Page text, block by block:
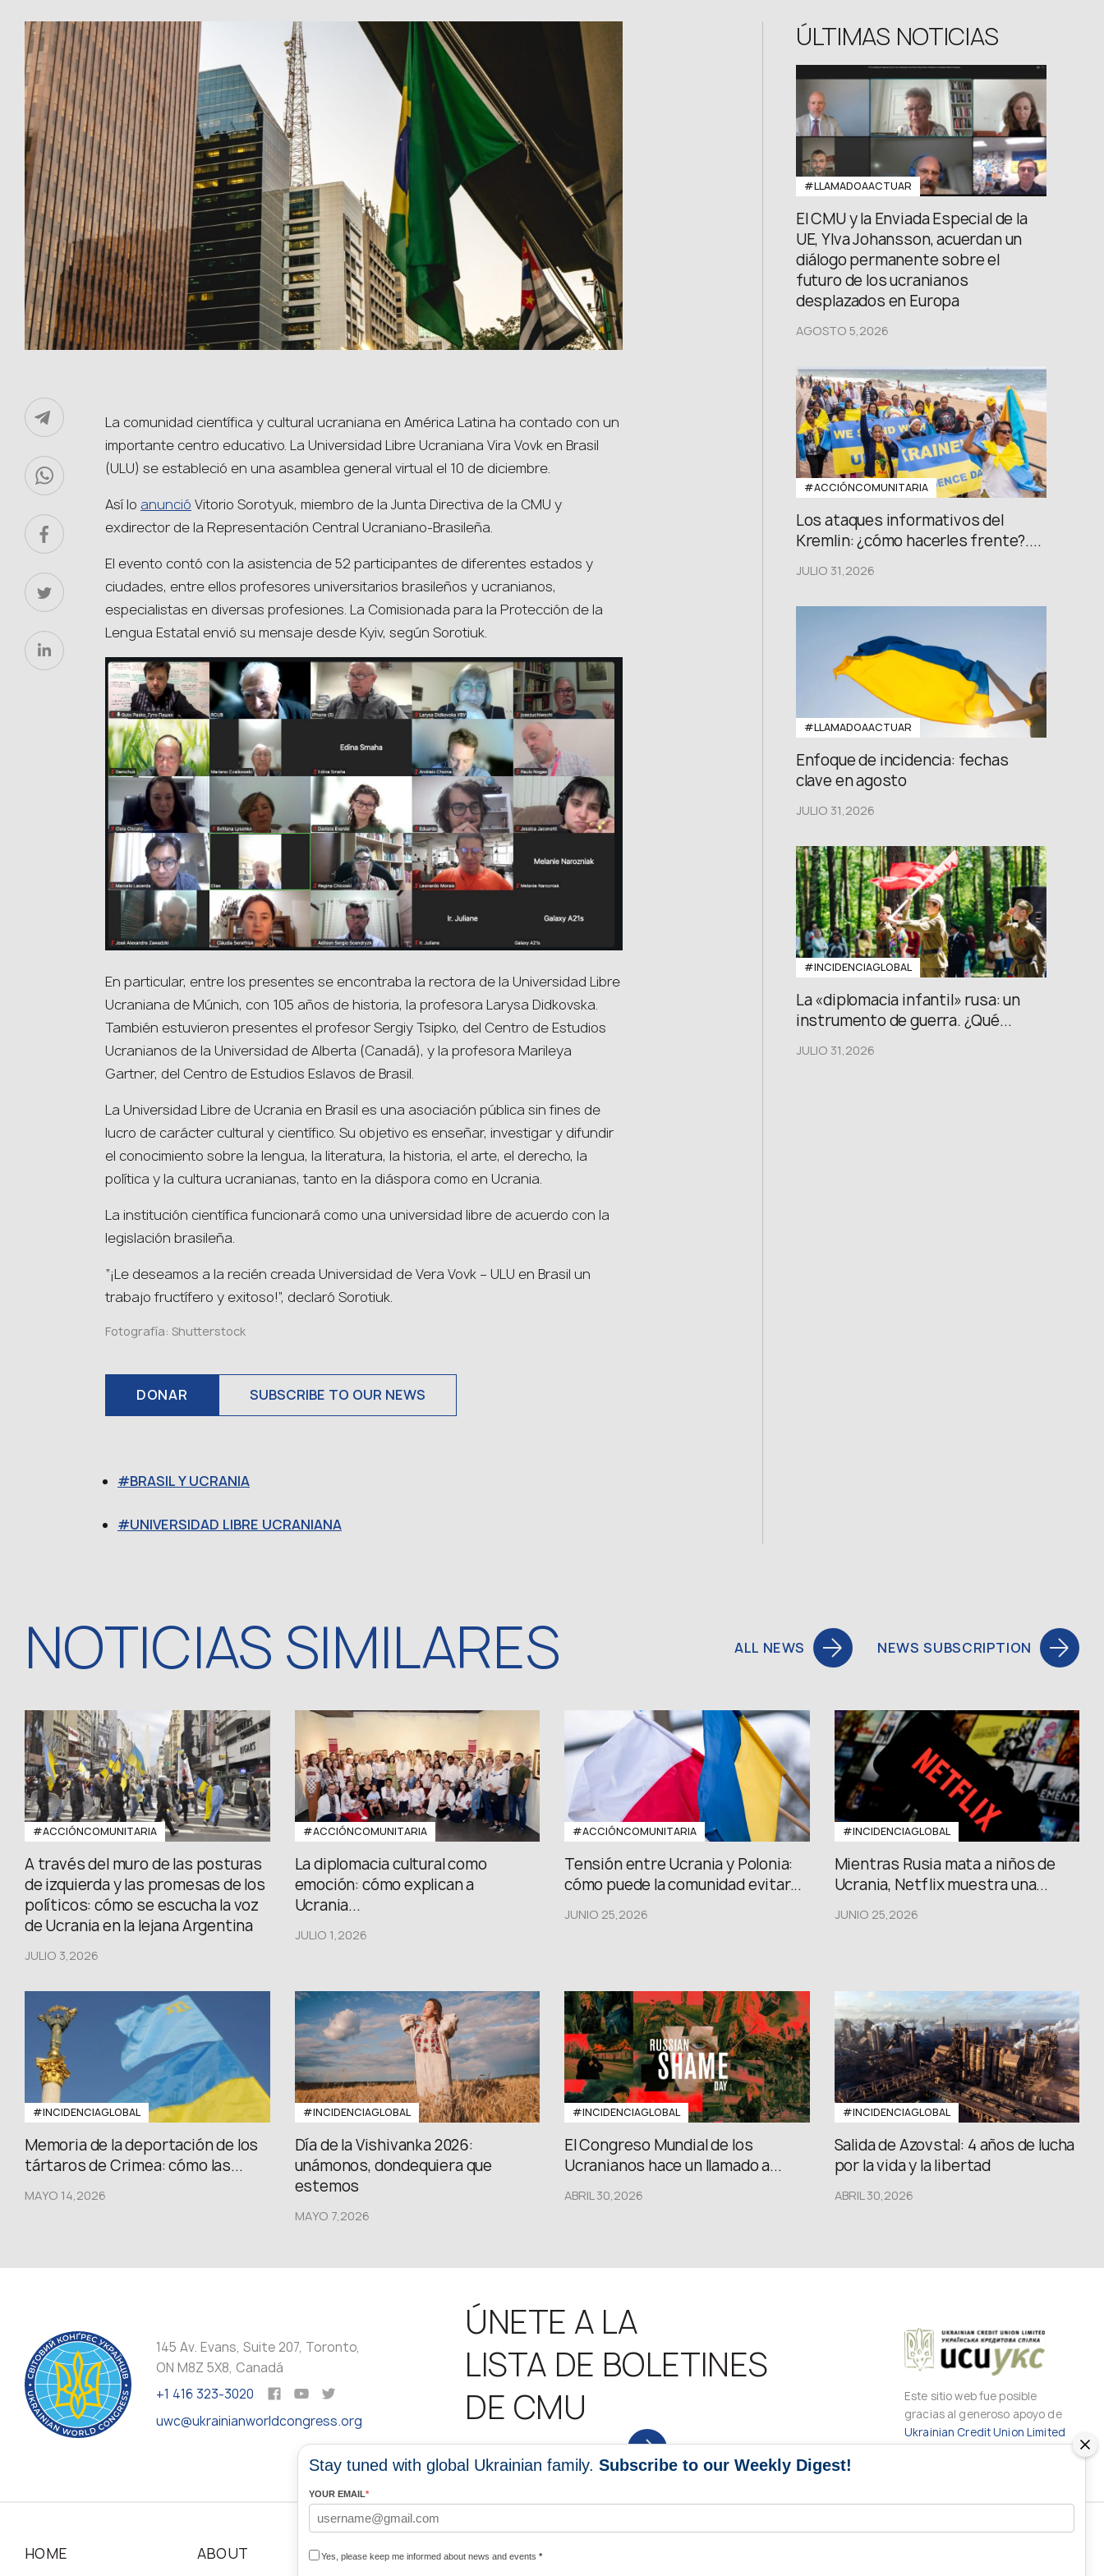
La comunidad científica y cultural ucraniana en América Latina ha contado con un
importante centro educativo. La Universidad Libre Ucraniana Vira Vovk en Brasil
(ULU) se estableció en una asamblea general virtual el 10 de diciembre.
Así lo anunció Vitorio Sorotyuk, miembro de la Junta Directiva de la CMU y
exdirector de la Representación Central Ucraniano-Brasileña.
El evento contó con la asistencia de 52 participantes de diferentes estados y
ciudades, entre ellos profesores universitarios brasileños y ucranianos,
especialistas en diversas profesiones. La Comisionada para la Protección de la
Lengua Estatal envió su mensaje desde Kyiv, según Sorotiuk.
En particular, entre los presentes se encontraba la rectora de la Universidad Libre
Ucraniana de Múnich, con 105 años de historia, la profesora Larysa Didkovska.
También estuvieron presentes el profesor Sergiy Tsipko, del Centro de Estudios
Ucranianos de la Universidad de Alberta (Canadá), y la profesora Marileya
Gartner, del Centro de Estudios Eslavos de Brasil.
La Universidad Libre de Ucrania en Brasil es una asociación pública sin fines de
lucro de carácter cultural y científico. Su objetivo es enseñar, investigar y difundir
el conocimiento sobre la lengua, la literatura, la historia, el arte, el derecho, la
política y la cultura ucranianas, tanto en la diáspora como en Ucrania.
La institución científica funcionará como una universidad libre de acuerdo con la
legislación brasileña.
“¡Le deseamos a la recién creada Universidad de Vera Vovk – ULU en Brasil un
trabajo fructífero y exitoso!”, declaró Sorotiuk.
Fotografía: Shutterstock
DONAR SUBSCRIBE TO OUR NEWS
BRASIL Y UCRANIA
UNIVERSIDAD LIBRE UCRANIANA
ÚLTIMAS NOTICIAS
#LLAMADOAACTUAR
El CMU y la Enviada Especial de la
UE, Ylva Johansson, acuerdan un
diálogo permanente sobre el
futuro de los ucranianos
desplazados en Europa
AGOSTO 5,2026
#ACCIÓNCOMUNITARIA
Los ataques informativos del
Kremlin: ¿cómo hacerles frente?....
JULIO 31,2026
#LLAMADOAACTUAR
Enfoque de incidencia: fechas
clave en agosto
JULIO 31,2026
#INCIDENCIAGLOBAL
La «diplomacia infantil» rusa: un
instrumento de guerra. ¿Qué...
JULIO 31,2026
NOTICIAS SIMILARES ALL NEWS NEWS SUBSCRIPTION
#ACCIÓNCOMUNITARIA
A través del muro de las posturas
de izquierda y las promesas de los
políticos: cómo se escucha la voz
de Ucrania en la lejana Argentina
JULIO 3,2026
#ACCIÓNCOMUNITARIA
La diplomacia cultural como
emoción: cómo explican a
Ucrania...
JULIO 1,2026
#ACCIÓNCOMUNITARIA
Tensión entre Ucrania y Polonia:
cómo puede la comunidad evitar...
JUNIO 25,2026
#INCIDENCIAGLOBAL
Mientras Rusia mata a niños de
Ucrania, Netflix muestra una...
JUNIO 25,2026
#INCIDENCIAGLOBAL
Memoria de la deportación de los
tártaros de Crimea: cómo las...
MAYO 14,2026
#INCIDENCIAGLOBAL
Día de la Vishivanka 2026:
unámonos, dondequiera que
estemos
MAYO 7,2026
#INCIDENCIAGLOBAL
El Congreso Mundial de los
Ucranianos hace un llamado a...
ABRIL 30,2026
#INCIDENCIAGLOBAL
Salida de Azovstal: 4 años de lucha
por la vida y la libertad
ABRIL 30,2026
145 Av. Evans, Suite 207, Toronto,
ON M8Z 5X8, Canadá
+1 416 323-3020
uwc@ukrainianworldcongress.org
ÚNETE A LA
LISTA DE BOLETINES
DE CMU
NEWS SUBSCRIPTION
Este sitio web fue posible
gracias al generoso apoyo de
Ukrainian Credit Union Limited
HOME ABOUT NEWS PROGRAMS
Stay tuned with global Ukrainian family. Subscribe to our Weekly Digest!
YOUR EMAIL*
Yes, please keep me informed about news and events *